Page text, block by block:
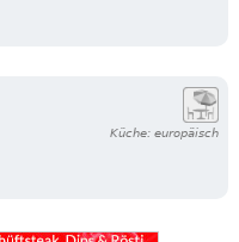
Küche: europäisch